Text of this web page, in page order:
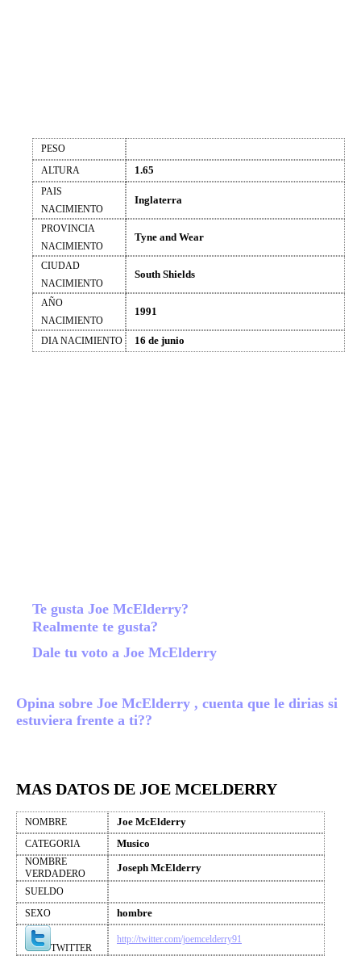
PESO
ALTURA
1.65
PAIS
NACIMIENTO
Inglaterra
PROVINCIA
NACIMIENTO
Tyne and Wear
CIUDAD
NACIMIENTO
South Shields
AÑO
NACIMIENTO
1991
DIA NACIMIENTO 16 de junio
Te gusta Joe McElderry?
Realmente te gusta?
Dale tu voto a Joe McElderry
Opina sobre Joe McElderry , cuenta que le dirias si
estuviera frente a ti??
MAS DATOS DE JOE MCELDERRY
NOMBRE Joe McElderry
CATEGORIA Musico
NOMBRE
VERDADERO
Joseph McElderry
SUELDO
SEXO
hombre
TWITTER
http://twitter.com/joemcelderry91